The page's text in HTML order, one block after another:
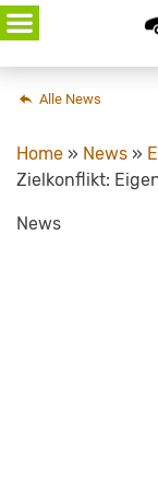
Skip
to
content
Alle News
Home » News »
Zielkonflikt:
News